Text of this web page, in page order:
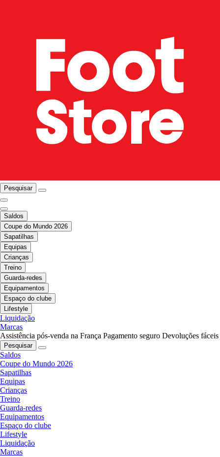
Pesquisar
Saldos
Coupe do Mundo 2026
Sapatilhas
Equipas
Crianças
Treino
Guarda-redes
Equipamentos
Espaço do clube
Lifestyle
Liquidação
Marcas
Assistência pós-venda na França Pagamento seguro Devoluções fáceis
Pesquisar
Saldos
Coupe do Mundo 2026
Sapatilhas
Equipas
Crianças
Treino
Guarda-redes
Equipamentos
Espaço do clube
Lifestyle
Liquidação
Marcas